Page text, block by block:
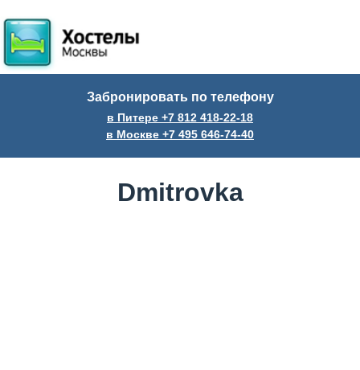
Забронировать по телефону
в Питере +7 812 418-22-18
в Москве +7 495 646-74-40
Dmitrovka